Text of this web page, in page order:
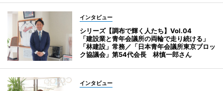
インタビュー
シリーズ【調布で輝く人たち】Vol.04
「建設業と青年会議所の両輪で走り続ける」
「林建設」常務／「日本青年会議所東京ブロッ
ク協議会」第54代会長 林慎一郎さん
インタビュー